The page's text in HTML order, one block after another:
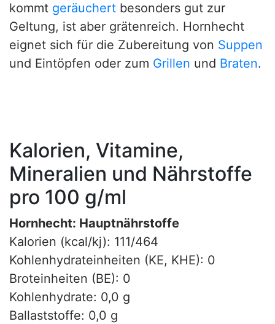
kommt geräuchert besonders gut zur
Geltung, ist aber grätenreich. Hornhecht
eignet sich für die Zubereitung von Suppen
und Eintöpfen oder zum Grillen und Braten.
Kalorien, Vitamine,
Mineralien und Nährstoffe
pro 100 g/ml
Hornhecht: Hauptnährstoffe
Kalorien (kcal/kj): 111/464
Kohlenhydrateinheiten (KE, KHE): 0
Broteinheiten (BE): 0
Kohlenhydrate: 0,0 g
Ballaststoffe: 0,0 g